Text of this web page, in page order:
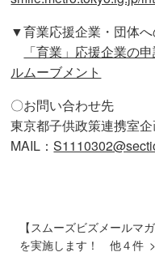
▼育業応援企業・団体
「育業」応援企業の
ルムーブメント
〇お問い合わせ先
東京都子供政策連携室
MAIL：
【スムーズビズメールマ
を実施します！ 他４件